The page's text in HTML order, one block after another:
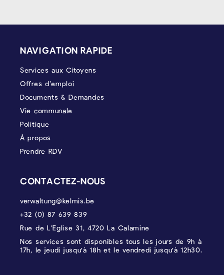
NAVIGATION RAPIDE
Services aux Citoyens
Offres d’emploi
Documents & Demandes
Vie communale
Politique
À propos
Prendre RDV
CONTACTEZ-NOUS
verwaltung@kelmis.be
+32 (0) 87 639 839
Rue de L’Eglise 31, 4720 La Calamine
Nos services sont disponibles tous les jours de 9h à
17h, le jeudi jusqu'à 18h et le vendredi jusqu'à 12h30.